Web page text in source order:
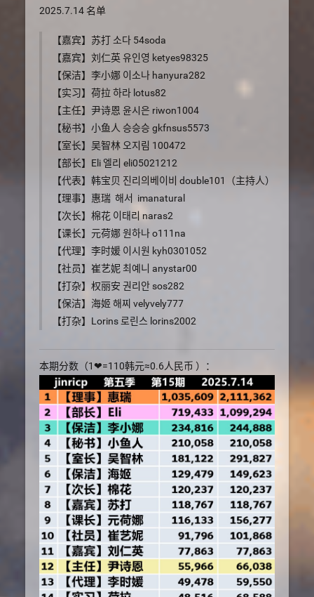
2025.7.14 名单
【嘉宾】苏打 소다 54soda
【嘉宾】刘仁英 유인영 ketyes98325
【保洁】李小娜 이소나 hanyura282
【实习】荷拉 하라 lotus82
【主任】尹诗恩 윤시은 riwon1004
【秘书】小鱼人 승승승 gkfnsus5573
【室长】吴智林 오지림 100472
【部长】Eli 엘리 eli05021212
【代表】韩宝贝 진리의베이비 double101（主持人）
【理事】惠瑞 해서 imanatural
【次长】棉花 이태리 naras2
【课长】元荷娜 원하나 o111na
【代理】李时媛 이시원 kyh0301052
【社员】崔艺妮 최예니 anystar00
【打杂】权丽安 권리안 sos282
【保洁】海姬 해찌 velyvely777
【打杂】Lorins 로린스 lorins2002
本期分数（1❤=110韩元≈0.6人民币 ）：